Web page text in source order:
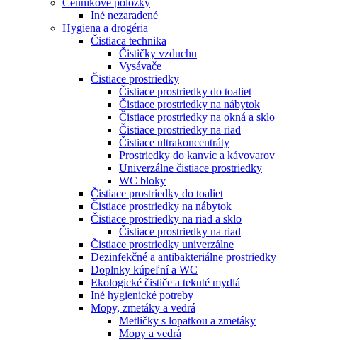
Cenníkové položky
Iné nezaradené
Hygiena a drogéria
Čistiaca technika
Čističky vzduchu
Vysávače
Čistiace prostriedky
Čistiace prostriedky do toaliet
Čistiace prostriedky na nábytok
Čistiace prostriedky na okná a sklo
Čistiace prostriedky na riad
Čistiace ultrakoncentráty
Prostriedky do kanvíc a kávovarov
Univerzálne čistiace prostriedky
WC bloky
Čistiace prostriedky do toaliet
Čistiace prostriedky na nábytok
Čistiace prostriedky na riad a sklo
Čistiace prostriedky na riad
Čistiace prostriedky univerzálne
Dezinfekčné a antibakteriálne prostriedky
Doplnky kúpeľní a WC
Ekologické čističe a tekuté mydlá
Iné hygienické potreby
Mopy, zmetáky a vedrá
Metličky s lopatkou a zmetáky
Mopy a vedrá